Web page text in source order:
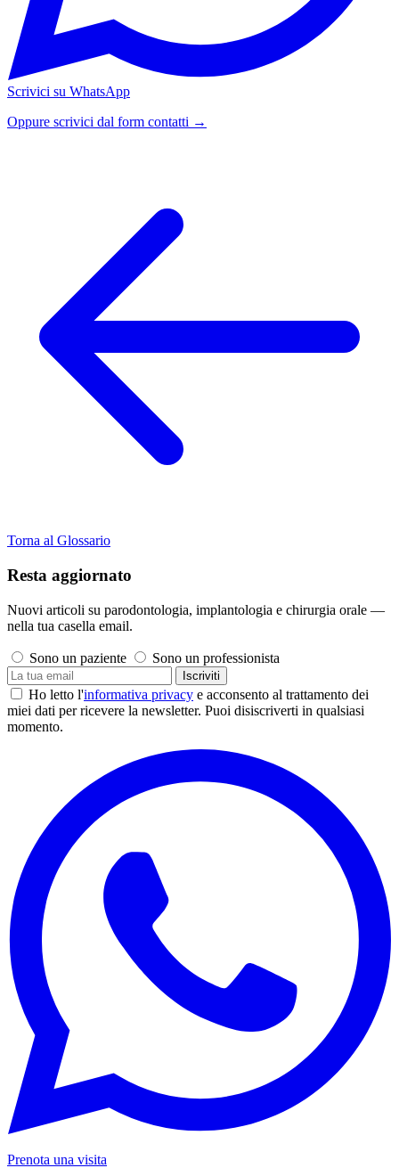
Scrivici su WhatsApp
Oppure scrivici dal form contatti →
Torna al Glossario
Resta aggiornato
Nuovi articoli su parodontologia, implantologia e chirurgia orale —
nella tua casella email.
Sono un paziente Sono un professionista
Iscriviti
Ho letto l'informativa privacy e acconsento al trattamento dei
miei dati per ricevere la newsletter. Puoi disiscriverti in qualsiasi
momento.
Prenota una visita